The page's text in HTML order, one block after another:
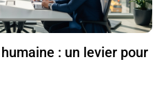
: un levier pour